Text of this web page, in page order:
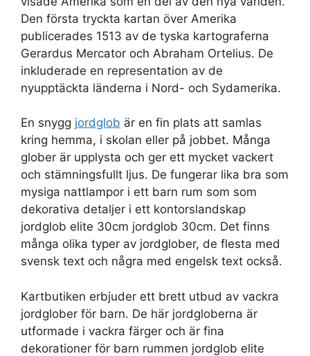
Den första tryckta kartan över Amerika
publicerades 1513 av de tyska kartograferna
Gerardus Mercator och Abraham Ortelius. De
inkluderade en representation av de
nyupptäckta länderna i Nord- och Sydamerika.
En snygg jordglob är en fin plats att samlas
kring hemma, i skolan eller på jobbet. Många
glober är upplysta och ger ett mycket vackert
och stämningsfullt ljus. De fungerar lika bra som
mysiga nattlampor i ett barn rum som som
dekorativa detaljer i ett kontorslandskap
jordglob elite 30cm jordglob 30cm. Det finns
många olika typer av jordglober, de flesta med
svensk text och några med engelsk text också.
Kartbutiken erbjuder ett brett utbud av vackra
jordglober för barn. De här jordgloberna är
utformade i vackra färger och är fina
dekorationer för barn rummen jordglob elite